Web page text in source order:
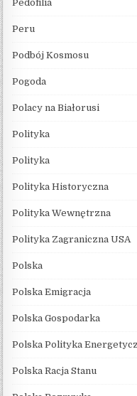
Pedofilia
Peru
Podbój Kosmosu
Pogoda
Polacy na Białorusi
Polityka
Polityka
Polityka Historyczna
Polityka Wewnętrzna
Polityka Zagraniczna USA
Polska
Polska Emigracja
Polska Gospodarka
Polska Polityka
Polska Racja Stanu